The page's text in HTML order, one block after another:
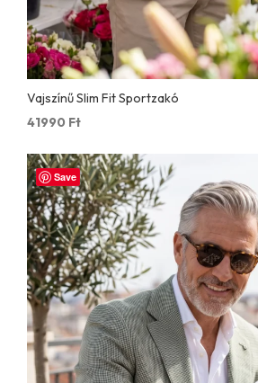
Vajszínű Slim Fit Sportzakó
41990 Ft
Save